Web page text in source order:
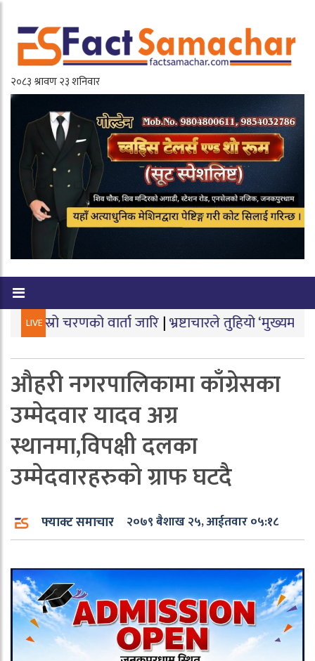
LIVE
वार्ता जारि|भ्रष्टाचारले तुहियो ‘मुख्यमन्त्री बेटी पढाऊँ,
औहरी नगरपालिकामा काँग्रेसका
उम्मेदवार यादव अग्र
स्थानमा,विपक्षी दलका
उम्मेदवारहरुको ग्राफ घटदै
फ्याक्ट समाचार २०७९ बैशाख २५, आईतवार ०५:१८